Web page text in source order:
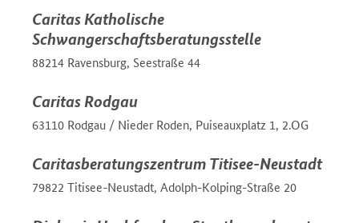
Caritas Katholische
Schwangerschaftsberatungsstelle
88214 Ravensburg, Seestraße 44
Caritas Rodgau
63110 Rodgau / Nieder Roden, Puiseauxplatz 1, 2.OG
Caritasberatungszentrum Titisee-Neustadt
79822 Titisee-Neustadt, Adolph-Kolping-Straße 20